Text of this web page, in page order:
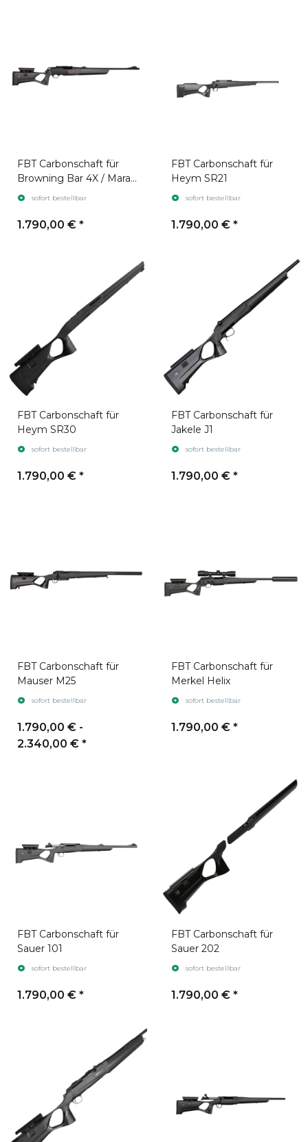
FBT Carbonschaft für
Browning Bar 4X / Maral
4X
sofort bestellbar
1.790,00 € *
FBT Carbonschaft für
Heym SR21
sofort bestellbar
1.790,00 € *
FBT Carbonschaft für
Heym SR30
sofort bestellbar
1.790,00 € *
FBT Carbonschaft für
Jakele J1
sofort bestellbar
1.790,00 € *
FBT Carbonschaft für
Mauser M25
sofort bestellbar
1.790,00 € -
2.340,00 € *
FBT Carbonschaft für
Merkel Helix
sofort bestellbar
1.790,00 € *
FBT Carbonschaft für
Sauer 101
sofort bestellbar
1.790,00 € *
FBT Carbonschaft für
Sauer 202
sofort bestellbar
1.790,00 € *